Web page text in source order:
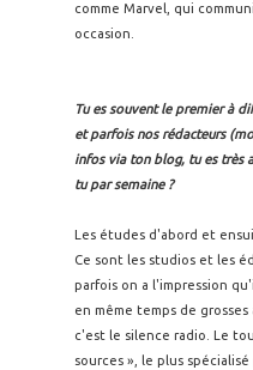
comme Marvel, qui
occasion.
Tu es souvent le premier à
et parfois nos rédacteurs
infos via ton blog, tu es très
tu par semaine ?
Les études d'abord et
Ce sont les studios et les
parfois on a l'impression
en même temps de
c'est le silence radio. Le
sources », le plus